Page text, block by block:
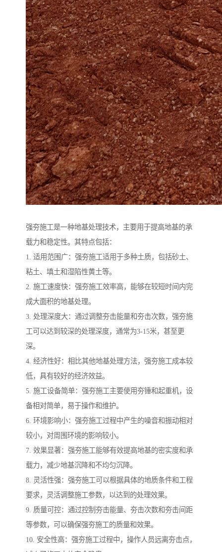
强夯施工是一种地基处理技术，主要用于提高地基的承
载力和稳定性。其特点包括：
1. 适用范围广：强夯施工适用于多种土质，包括砂土、
粘土、填土和湿陷性黄土等。
2. 施工速度快：强夯施工效率高，能够在较短时间内完
成大面积的地基处理。
3. 处理深度大：通过调整夯击能量和夯击次数，强夯施
工可以达到较深的处理深度，通常为3-15米，甚至更
深。
4. 经济性好：相比其他地基处理方法，强夯施工成本较
低，具有较好的经济效益。
5. 施工设备简单：强夯施工主要使用夯锤和起重机，设
备相对简单，易于操作和维护。
6. 环境影响小：强夯施工过程中产生的噪音和振动相对
较小，对周围环境的影响较小。
7. 效果显著：强夯施工能够有效提高地基的密实度和承
载力，减少地基沉降和不均匀沉降。
8. 灵活性强：强夯施工可以根据具体的地质条件和工程
要求，灵活调整施工参数，以达到的处理效果。
9. 质量可控：通过控制夯击能量、夯击次数和夯击间距
等参数，可以确保强夯施工的质量和效果。
10. 安全性高：强夯施工过程中，操作人员远离夯击点，